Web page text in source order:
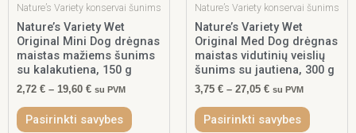
Nature’s Variety konservai šunims
Nature’s Variety Wet
Original Mini Dog drėgnas
maistas mažiems šunims
su kalakutiena, 150 g
2,72 € – 19,60 € su PVM
Pasirinkti savybes
The
may
be
chosen
the
product
Nature’s Variety konservai šunims
Nature’s Variety Wet
Original Med Dog drėgnas
maistas vidutinių veislių
šunims su jautiena, 300 g
3,75 € – 27,05 € su PVM
Pasirinkti savybes
The
may
be
chosen
the
product